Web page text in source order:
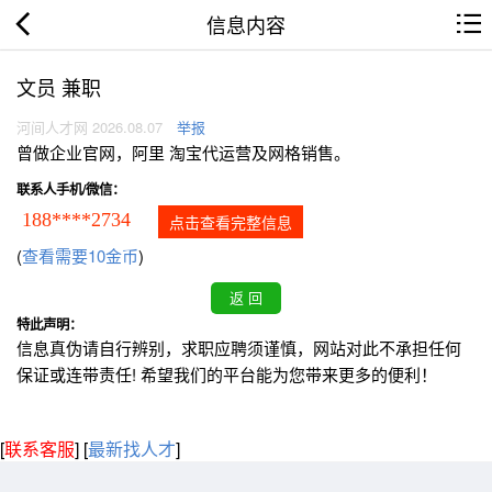
信息内容
文员 兼职
河间人才网 2026.08.07 举报
曾做企业官网，阿里 淘宝代运营及网格销售。
联系人手机/微信：
188****2734 点击查看完整信息
(查看需要10金币)
特此声明：
信息真伪请自行辨别，求职应聘须谨慎，网站对此不承担任何
保证或连带责任! 希望我们的平台能为您带来更多的便利！
[联系客服] [最新找人才]